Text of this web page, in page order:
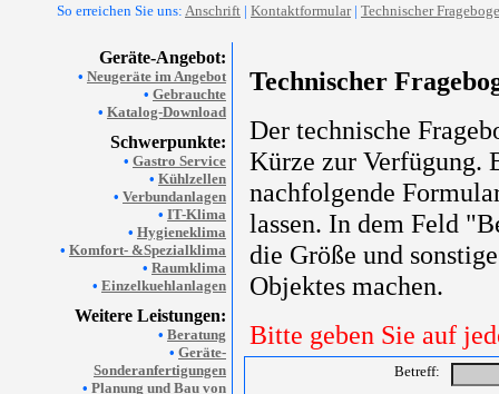
So erreichen Sie uns: Anschrift | Kontaktformular| Technischer
Geräte-Angebot:
• Neugeräte im Angebot
• Gebrauchte
• Katalog-Download
Schwerpunkte:
• Gastro Service
• Kühlzellen
• Verbundanlagen
• IT-Klima
• Hygieneklima
• Komfort- &Spezialklima
• Raumklima
• Einzelkuehlanlagen
Weitere Leistungen:
• Beratung
• Geräte-
Sonderanfertigungen
• Planung und Bau von
Technischer
Der technische
Kürze zur Verfügung.
nachfolgende
lassen. In dem Feld
die Größe und
Objektes machen.
Bitte geben Sie auf
Betreff: